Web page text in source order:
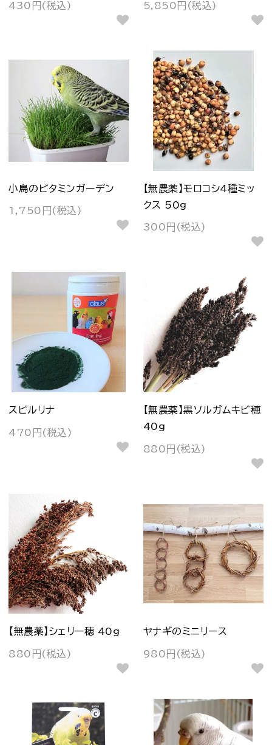
430円(税込) 5,850円(税込)
小鳥のビタミンガーデン
1,750円(税込)
【無農薬】モロコシ4種ミッ
クス 50g
300円(税込)
スピルリナ
470円(税込)
【無農薬】黒ソルガムキビ穂
40g
880円(税込)
【無農薬】シェリー穂 40g
880円(税込)
ヤナギのミニリース
980円(税込)